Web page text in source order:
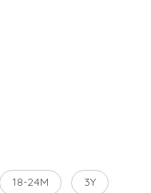
18-24M 3Y